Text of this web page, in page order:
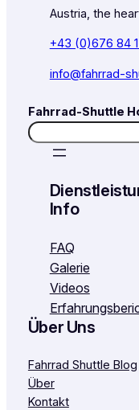
Austria, the
+43 (0)676 84
info@fahrrad-
Fahrrad-Shuttle
Info
FAQ
Galerie
Videos
Über Uns
Fahrrad Shuttle Blog
Über
Kontakt